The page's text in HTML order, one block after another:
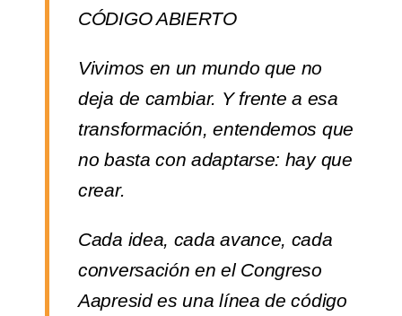
CÓDIGO ABIERTO
Vivimos en un mundo que no
deja de cambiar. Y frente a esa
transformación, entendemos que
no basta con adaptarse: hay que
crear.
Cada idea, cada avance, cada
conversación en el Congreso
Aapresid es una línea de código